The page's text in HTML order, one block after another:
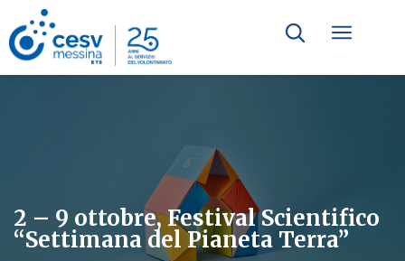
2 – 9 ottobre, Festival Scientifico
“Settimana del Pianeta Terra”